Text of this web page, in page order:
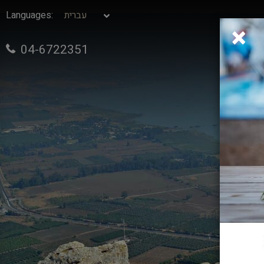
:Languages
04-6722351 ×